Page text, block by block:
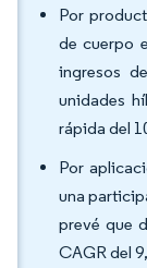
Por
de cuerpo
ingresos
unidades
rápida del
Por
una
prevé que
CAGR del